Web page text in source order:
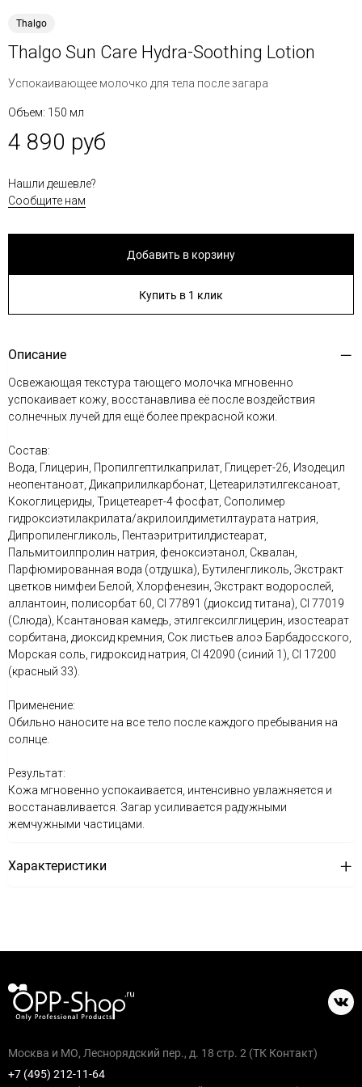
Thalgo
Thalgo Sun Care Hydra-Soothing Lotion
Успокаивающее молочко для тела после загара
Объем: 150 мл
4 890 руб
Нашли дешевле?
Сообщите нам
Добавить в корзину
Купить в 1 клик
Описание
Освежающая текстура тающего молочка мгновенно
успокаивает кожу, восстанавлива её после воздействия
солнечных лучей для ещё более прекрасной кожи.
Состав:
Вода, Глицерин, Пропилгептилкаприлат, Глицерет-26, Изодецил
неопентаноат, Дикаприлилкарбонат, Цетеарилэтилгексаноат,
Кокоглицериды, Трицетеарет-4 фосфат, Сополимер
гидроксиэтилакрилата/акрилоилдиметилтаурата натрия,
Дипропиленгликоль, Пентаэритритилдистеарат,
Пальмитоилпролин натрия, феноксиэтанол, Сквалан,
Парфюмированная вода (отдушка), Бутиленгликоль, Экстракт
цветков нимфеи Белой, Хлорфенезин, Экстракт водорослей,
аллантоин, полисорбат 60, CI 77891 (диоксид титана), CI 77019
(Слюда), Ксантановая камедь, этилгексилглицерин, изостеарат
сорбитана, диоксид кремния, Сок листьев алоэ Барбадосского,
Морская соль, гидроксид натрия, CI 42090 (синий 1), CI 17200
(красный 33).
Применение:
Обильно наносите на все тело после каждого пребывания на
солнце.
Результат:
Кожа мгновенно успокаивается, интенсивно увлажняется и
восстанавливается. Загар усиливается радужными
жемчужными частицами.
Характеристики
Москва и МО, Леснорядский пер., д. 18 стр. 2 (ТК Контакт)
+7 (495) 212-11-64